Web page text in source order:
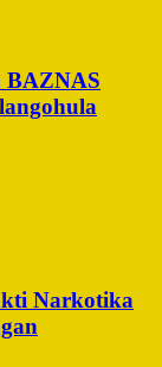
BAZNAS
Narkotika